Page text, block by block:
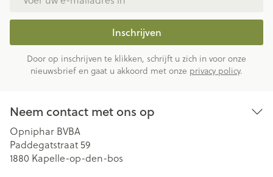
Inschrijven
Door op inschrijven te klikken, schrijft u zich in voor onze
nieuwsbrief en gaat u akkoord met onze privacy policy.
Neem contact met ons op
Opniphar BVBA
Paddegatstraat 59
1880 Kapelle-op-den-bos